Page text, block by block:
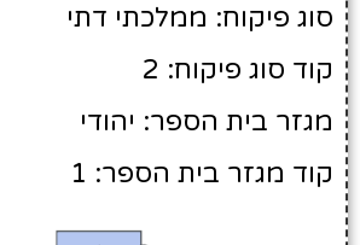
סוג פיקוח: ממלכתי דתי
קוד סוג פיקוח: 2
מגזר בית הספר: יהודי
קוד מגזר בית הספר: 1